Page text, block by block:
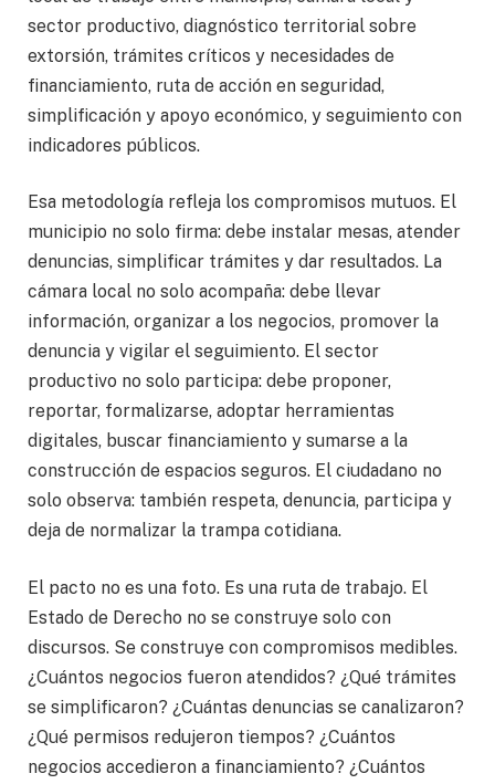
sector productivo, diagnóstico territorial sobre
extorsión, trámites críticos y necesidades de
financiamiento, ruta de acción en seguridad,
simplificación y apoyo económico, y seguimiento con
indicadores públicos.
Esa metodología refleja los compromisos mutuos. El
municipio no solo firma: debe instalar mesas, atender
denuncias, simplificar trámites y dar resultados. La
cámara local no solo acompaña: debe llevar
información, organizar a los negocios, promover la
denuncia y vigilar el seguimiento. El sector
productivo no solo participa: debe proponer,
reportar, formalizarse, adoptar herramientas
digitales, buscar financiamiento y sumarse a la
construcción de espacios seguros. El ciudadano no
solo observa: también respeta, denuncia, participa y
deja de normalizar la trampa cotidiana.
El pacto no es una foto. Es una ruta de trabajo. El
Estado de Derecho no se construye solo con
discursos. Se construye con compromisos medibles.
¿Cuántos negocios fueron atendidos? ¿Qué trámites
se simplificaron? ¿Cuántas denuncias se canalizaron?
¿Qué permisos redujeron tiempos? ¿Cuántos
negocios accedieron a financiamiento? ¿Cuántos